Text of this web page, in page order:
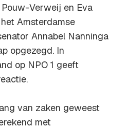
Verweij en Eva
Amsterdamse
Annabel Nanninga
opgezegd. In
op NPO 1 geeft
van zaken geweest
met